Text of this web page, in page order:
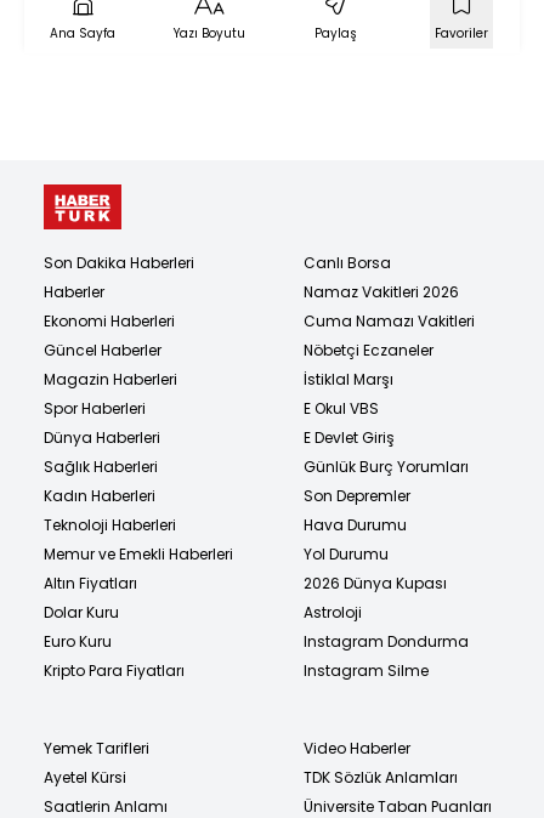
Ana Sayfa Yazı Boyutu Paylaş Favoriler
Son Dakika Haberleri
Haberler
Ekonomi Haberleri
Güncel Haberler
Magazin Haberleri
Spor Haberleri
Dünya Haberleri
Sağlık Haberleri
Kadın Haberleri
Teknoloji Haberleri
Memur ve Emekli Haberleri
Altın Fiyatları
Dolar Kuru
Euro Kuru
Kripto Para Fiyatları
Canlı Borsa
Namaz Vakitleri 2026
Cuma Namazı Vakitleri
Nöbetçi Eczaneler
İstiklal Marşı
E Okul VBS
E Devlet Giriş
Günlük Burç Yorumları
Son Depremler
Hava Durumu
Yol Durumu
2026 Dünya Kupası
Astroloji
Instagram Dondurma
Instagram Silme
Yemek Tarifleri
Ayetel Kürsi
Saatlerin Anlamı
Video Haberler
TDK Sözlük Anlamları
Üniversite Taban Puanları